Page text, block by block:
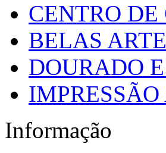
CENTRO
BELAS
DOURADO
Informação